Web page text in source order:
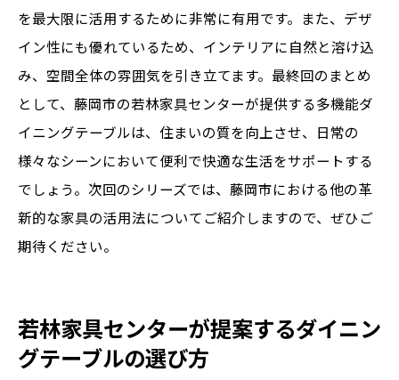
を最大限に活用するために非常に有用です。また、デザ
イン性にも優れているため、インテリアに自然と溶け込
み、空間全体の雰囲気を引き立てます。最終回のまとめ
として、藤岡市の若林家具センターが提供する多機能ダ
イニングテーブルは、住まいの質を向上させ、日常の
様々なシーンにおいて便利で快適な生活をサポートする
でしょう。次回のシリーズでは、藤岡市における他の革
新的な家具の活用法についてご紹介しますので、ぜひご
期待ください。
若林家具センターが提案するダイニン
グテーブルの選び方